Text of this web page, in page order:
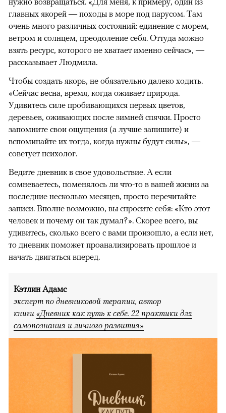
главных якорей — походы в море под парусом. Там
очень много различных состояний: единение с морем,
ветром и солнцем, преодоление себя. Оттуда можно
взять ресурс, которого не хватает именно сейчас», —
рассказывает Людмила.
Чтобы создать якорь, не обязательно далеко ходить.
«Сейчас весна, время, когда оживает природа.
Удивитесь силе пробивающихся первых цветов,
деревьев, оживающих после зимней спячки. Просто
запомните свои ощущения (а лучше запишите) и
вспоминайте их тогда, когда нужны будут силы», —
советует психолог.
Ведите дневник в свое удовольствие. А если
сомневаетесь, поменялось ли что-то в вашей жизни за
последние несколько месяцев, просто перечитайте
записи. Вполне возможно, вы спросите себя: «Кто этот
человек и почему он так думал?». Скорее всего, вы
удивитесь, сколько всего с вами произошло, а если нет,
то дневник поможет проанализировать прошлое и
начать двигаться вперед.
Кэтлин Адамс
эксперт по дневниковой терапии, автор
книги «Дневник как путь к себе. 22 практики для
самопознания и личного развития»